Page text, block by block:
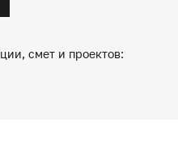
смет и проектов: